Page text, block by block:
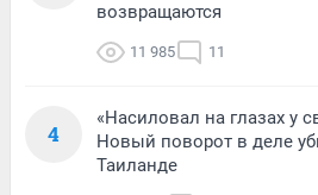
возвращаются
11 985 11
4
«Насиловал на глазах у
Новый поворот в деле
Таиланде